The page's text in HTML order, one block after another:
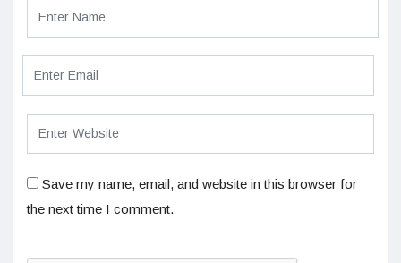
Save my name, email, and website in this browser for
the next time I comment.